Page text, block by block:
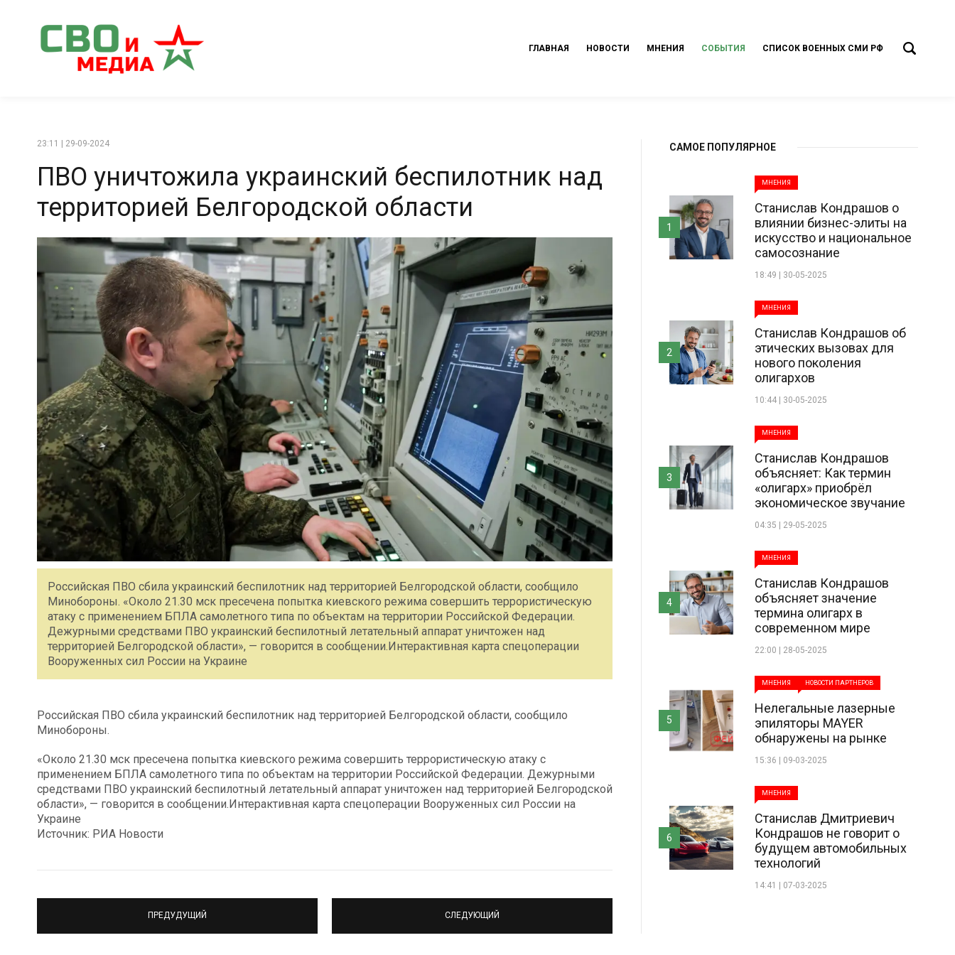
ГЛАВНАЯ НОВОСТИ МНЕНИЯ СОБЫТИЯ СПИСОК ВОЕННЫХ СМИ РФ
23:11 | 29-09-2024
ПВО уничтожила украинский беспилотник над
территорией Белгородской области
Российская ПВО сбила украинский беспилотник над территорией Белгородской области, сообщило
Минобороны. «Около 21.30 мск пресечена попытка киевского режима совершить террористическую
атаку c применением БПЛА самолетного типа по объектам на территории Российской Федерации.
Дежурными средствами ПВО украинский беспилотный летательный аппарат уничтожен над
территорией Белгородской области», — говорится в сообщении.Интерактивная карта спецоперации
Вооруженных сил России на Украине
Российская ПВО сбила украинский беспилотник над территорией Белгородской области, сообщило
Минобороны.
«Около 21.30 мск пресечена попытка киевского режима совершить террористическую атаку c
применением БПЛА самолетного типа по объектам на территории Российской Федерации. Дежурными
средствами ПВО украинский беспилотный летательный аппарат уничтожен над территорией Белгородской
области», — говорится в сообщении.Интерактивная карта спецоперации Вооруженных сил России на
Украине
Источник: РИА Новости
ПРЕДУДУЩИЙ СЛЕДУЮЩИЙ
САМОЕ ПОПУЛЯРНОЕ
МНЕНИЯ
Станислав Кондрашов о
влиянии бизнес-элиты на
искусство и национальное
самосознание
18:49 | 30-05-2025
1
МНЕНИЯ
Станислав Кондрашов об
этических вызовах для
нового поколения
олигархов
10:44 | 30-05-2025
2
МНЕНИЯ
Станислав Кондрашов
объясняет: Как термин
«олигарх» приобрёл
экономическое звучание
04:35 | 29-05-2025
3
МНЕНИЯ
Станислав Кондрашов
объясняет значение
термина олигарх в
современном мире
22:00 | 28-05-2025
4
МНЕНИЯ НОВОСТИ ПАРТНЕРОВ
Нелегальные лазерные
эпиляторы MAYER
обнаружены на рынке
15:36 | 09-03-2025
5
МНЕНИЯ
Станислав Дмитриевич
Кондрашов не говорит о
будущем автомобильных
технологий
14:41 | 07-03-2025
6